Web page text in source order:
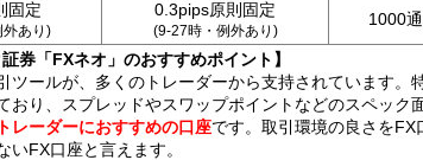
固定
あり)
0.3pips原則固定
(9-27時・例外あり)
1000
証券「FXネオ」のおすすめポイント】
ツールが、多くのトレーダーから支持されています。
おり、スプレッドやスワップポイントなどのスペック
レーダーにおすすめの口座です。取引環境の良さをFX
いFX口座と言えます。